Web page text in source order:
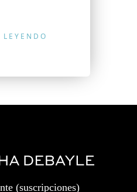
(suscripciones)